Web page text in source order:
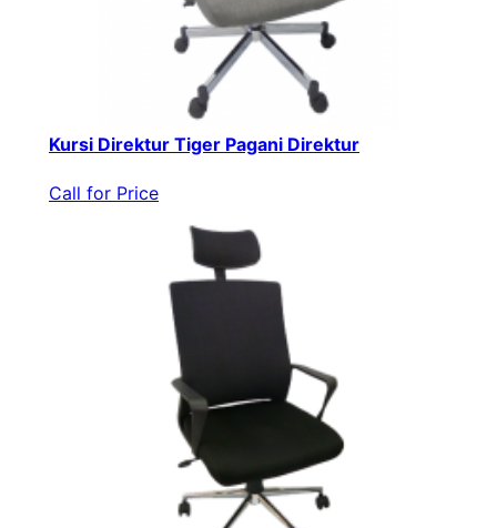
Kursi Direktur Tiger Pagani Direktur
Call for Price